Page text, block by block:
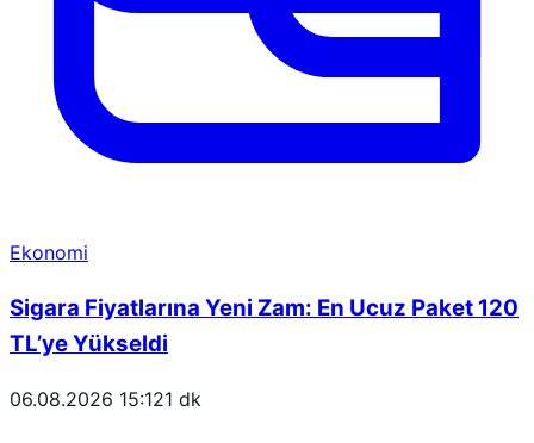
Ekonomi
Sigara Fiyatlarına Yeni Zam: En Ucuz Paket 120
TL’ye Yükseldi
06.08.2026 15:121 dk